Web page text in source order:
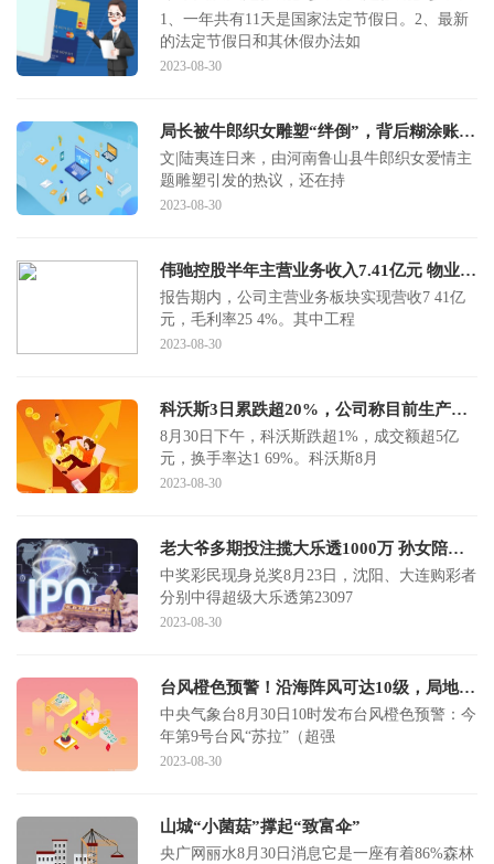
1、一年共有11天是国家法定节假日。2、最新
的法定节假日和其休假办法如
2023-08-30
局长被牛郎织女雕塑“绊倒”，背后糊涂账还要查清楚
文|陆夷连日来，由河南鲁山县牛郎织女爱情主
题雕塑引发的热议，还在持
2023-08-30
伟驰控股半年主营业务收入7.41亿元 物业管理收入655.23万元
报告期内，公司主营业务板块实现营收7 41亿
元，毛利率25 4%。其中工程
2023-08-30
科沃斯3日累跌超20%，公司称目前生产经营活动正常，日常经营情况未发生重大变化
8月30日下午，科沃斯跌超1%，成交额超5亿
元，换手率达1 69%。科沃斯8月
2023-08-30
老大爷多期投注揽大乐透1000万 孙女陪伴温馨兑奖
中奖彩民现身兑奖8月23日，沈阳、大连购彩者
分别中得超级大乐透第23097
2023-08-30
台风橙色预警！沿海阵风可达10级，局地大暴雨！登陆时间预测
中央气象台8月30日10时发布台风橙色预警：今
年第9号台风“苏拉”（超强
2023-08-30
山城“小菌菇”撑起“致富伞”
央广网丽水8月30日消息它是一座有着86%森林